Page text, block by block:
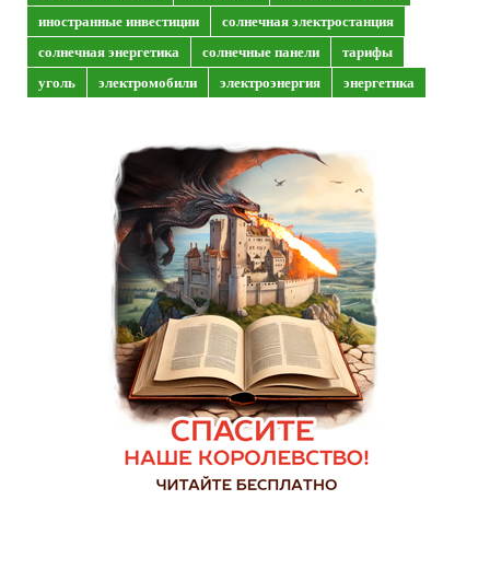
иностранные инвестиции
солнечная электростанция
солнечная энергетика
солнечные панели
тарифы
уголь
электромобили электроэнергия энергетика